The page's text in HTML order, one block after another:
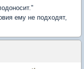
ему не подходят,